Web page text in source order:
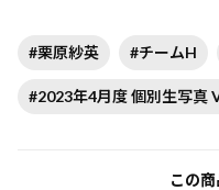
#栗原紗英 #チームH
#2023年4月度 個別生写真
この